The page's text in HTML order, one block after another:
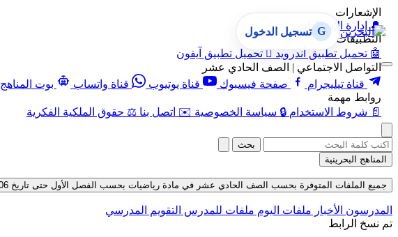
الإشعارات
🔔 إدارة الإشعارات
التطبيقات
🤖 تحميل تطبيق أندرويد  تحميل تطبيق آيفون
التواصل الاجتماعي | الصف الحادي عشر
قناة تيليجرام
صفحة فيسبوك قناة يوتيوب قناة واتساب
بوت المناهج
روابط مهمة
📄 شروط الاستخدام 🔒 سياسة الخصوصية ✉️ اتصل بنا ⚖️ حقوق الملكية الفكرية
G تسجيل الدخول
بحث
المناهج البحرينية
جميع الملفات المتوفرة بحسب الصف الحادي عشر في مادة رياضيات بحسب الفصل الأول حتى تاريخ 06-08-2026
المدرسون الأخبار ملفات اليوم ملفات للمدرس التقويم المدرسي
تم نسخ الرابط